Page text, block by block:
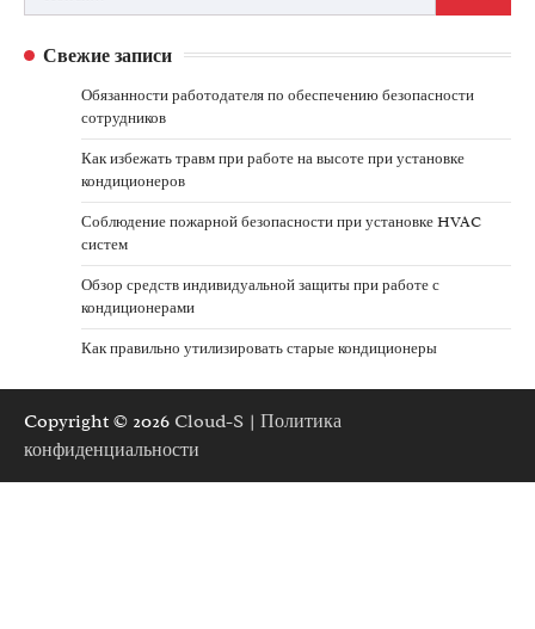
Свежие записи
Обязанности работодателя по обеспечению безопасности
сотрудников
Как избежать травм при работе на высоте при установке
кондиционеров
Соблюдение пожарной безопасности при установке HVAC
систем
Обзор средств индивидуальной защиты при работе с
кондиционерами
Как правильно утилизировать старые кондиционеры
Copyright © 2026 Cloud-S | Политика
конфиденциальности